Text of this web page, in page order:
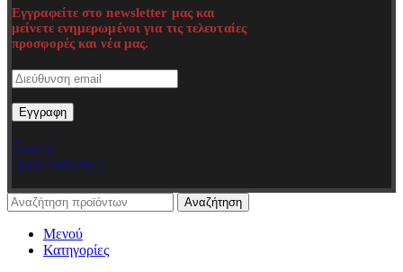
Εγγραφείτε στο newsletter μας και
μείνετε ενημερωμένοι για τις τελευταίες
προσφορές και νέα μας.
Όροι &
Προϋποθέσεις
Αναζήτηση
Μενού
Κατηγορίες